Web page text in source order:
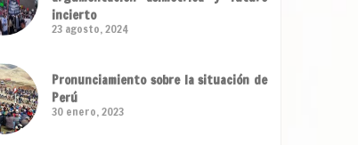
incierto
23 agosto, 2024
Pronunciamiento sobre la situación de
Perú
30 enero, 2023